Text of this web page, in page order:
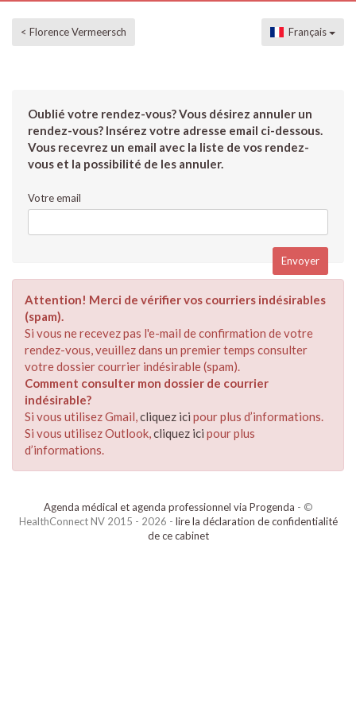
< Florence Vermeersch Français
Oublié votre rendez-vous? Vous désirez annuler un
rendez-vous? Insérez votre adresse email ci-dessous.
Vous recevrez un email avec la liste de vos rendez-
vous et la possibilité de les annuler.
Votre email
Attention! Merci de vérifier vos courriers indésirables
(spam).
Si vous ne recevez pas l'e-mail de confirmation de votre
rendez-vous, veuillez dans un premier temps consulter
votre dossier courrier indésirable (spam).
Comment consulter mon dossier de courrier
indésirable?
Si vous utilisez Gmail,cliquez ici pour plus d’informations.
Si vous utilisez Outlook,cliquez ici pour plus
d’informations.
Agenda médical et agenda professionnel via Progenda - ©
HealthConnect NV 2015 - 2026 - lire la déclaration de confidentialité
de ce cabinet